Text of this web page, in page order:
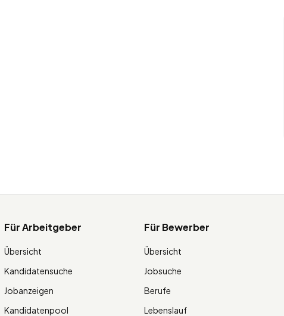
Für Arbeitgeber
Übersicht
Kandidatensuche
Jobanzeigen
Kandidatenpool
Für Bewerber
Übersicht
Jobsuche
Berufe
Lebenslauf